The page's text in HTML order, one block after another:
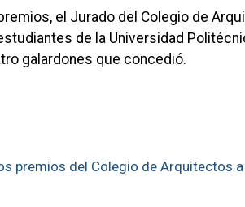
el Jurado del Colegio de
de la Universidad
galardones que concedió.
premios del Colegio de Arquitectos